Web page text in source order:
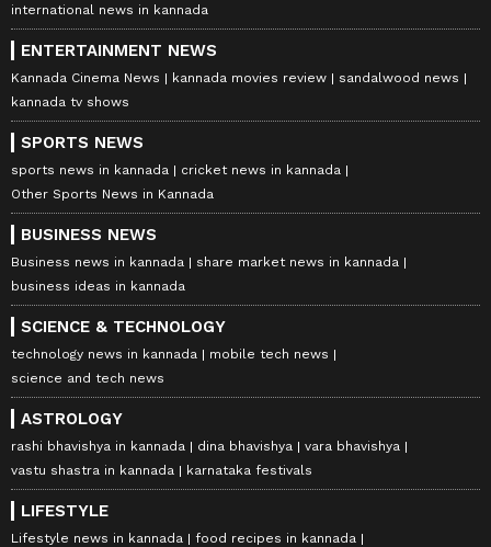
international news in kannada
ENTERTAINMENT NEWS
Kannada Cinema News kannada movies review
sandalwood news
kannada tv shows
SPORTS NEWS
sports news in kannada
cricket news in kannada
Other Sports News in Kannada
BUSINESS NEWS
Business news in kannada
share market news in kannada
business ideas in kannada
SCIENCE & TECHNOLOGY
technology news in kannada
mobile tech news
science and tech news
ASTROLOGY
rashi bhavishya in kannada dina bhavishya
vara bhavishya
vastu shastra in kannada
karnataka festivals
LIFESTYLE
Lifestyle news in kannada
food recipes in kannada